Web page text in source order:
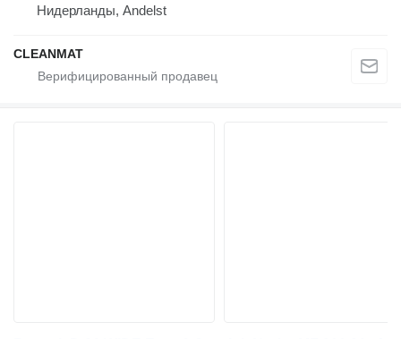
Нидерланды, Andelst
CLEANMAT